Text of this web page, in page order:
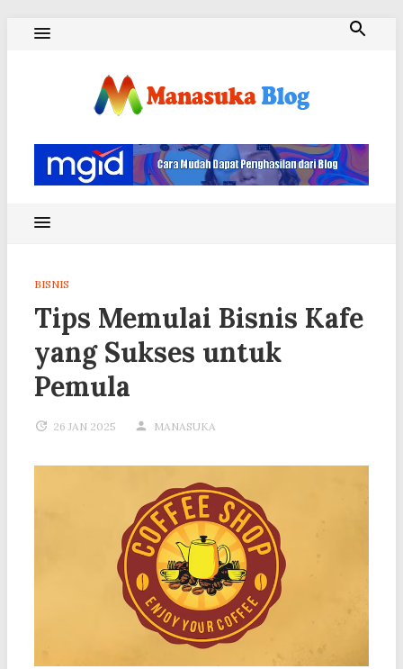
BISNIS
Tips Memulai Bisnis Kafe
yang Sukses untuk
Pemula
26 JAN 2025 MANASUKA